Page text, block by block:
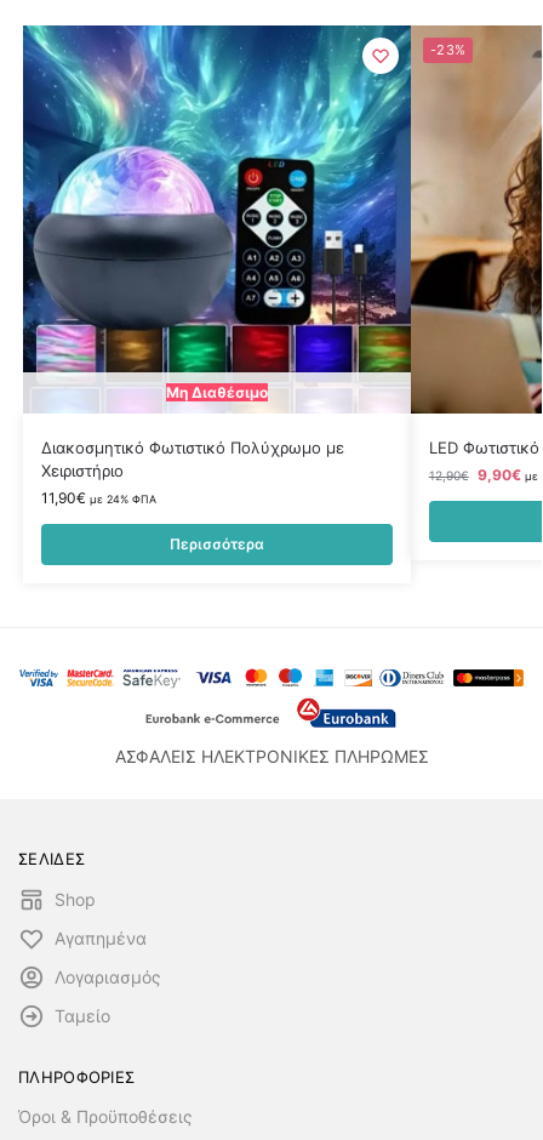
Μη Διαθέσιμο
Διακοσμητικό Φωτιστικό Πολύχρωμο με
Χειριστήριο
11,90€ με 24% ΦΠΑ
Περισσότερα
-23%
LED
12,90€ 9,90€ με
ΑΣΦΑΛΕΙΣ ΗΛΕΚΤΡΟΝΙΚΕΣ ΠΛΗΡΩΜΕΣ
ΣΕΛΙΔΕΣ
Shop
Αγαπημένα
Λογαριασμός
Ταμείο
ΠΛΗΡΟΦΟΡΙΕΣ
Όροι & Προϋποθέσεις